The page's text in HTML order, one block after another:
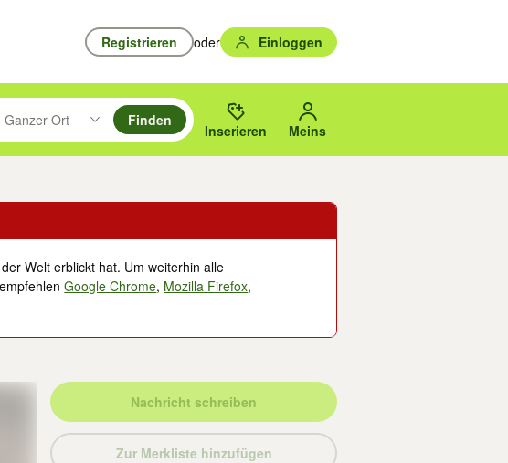
Registrieren oder Einloggen
oben/unten durchsuchen und mit Eingabetaste auswählen.
drücken um zu suchen, oder Vorschläge mit den Pfeiltasten nach oben/
Ganzer Ortim Umkreis des gewählten Orts oder PLZ.
Finden
Inserieren Meins
Welt erblickt hat. Um weiterhin alle
Google Chrome, Mozilla Firefox,
Nachricht schreiben
Zur Merkliste hinzufügen